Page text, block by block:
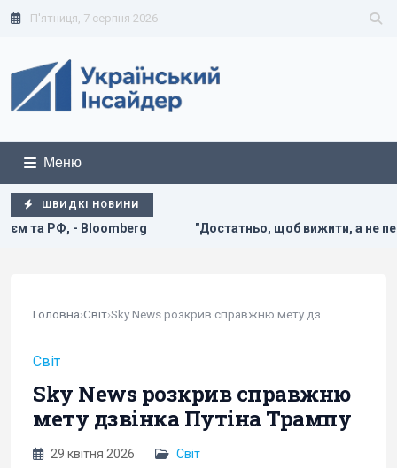
П'ятниця, 7 серпня 2026
Меню
ШВИДКІ НОВИНИ
"Достатньо, щоб вижити, а не перемогти": ексчиновниця
Головна›Світ›
Світ
Sky News розкрив справжню
мету дзвінка Путіна Трампу
29 квітня 2026 Світ